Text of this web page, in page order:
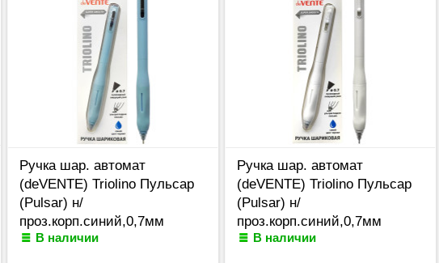
Ручка шар. автомат
(deVENTE) Triolino Пульсар
(Pulsar) н/
проз.корп.синий,0,7мм
арт.5070610 (Ст12)
В наличии
Ручка шар. автомат
(deVENTE) Triolino Пульсар
(Pulsar) н/
проз.корп.синий,0,7мм
арт.5070609 (Ст12)
В наличии